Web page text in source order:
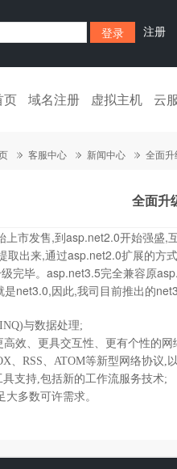
注册
页 域名注册 虚拟主机 云
客服中心 新闻中心 全面
全面升
市发售,到asp.net2.0开始强盛
取出来,通过asp.net2.0扩展的方
完毕。asp.net3.5完全兼容原
net3.0,因此,我司目前推出的
与数据处理;
高效、更具交互性、更有个性的
、RSS、ATOM等新型网络协议
支持,包括新的工作流服务技术;
多数可许需求。